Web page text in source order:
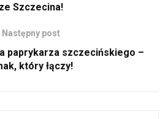
ze Szczecina!
Następny post
paprykarza szczecińskiego –
który łączy!